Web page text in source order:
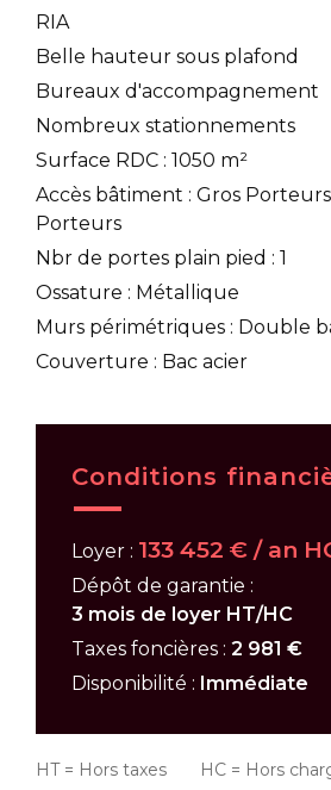
RIA
Belle hauteur sous plafond
Bureaux d'accompagnement
Nombreux stationnements
Surface RDC : 1050 m²
Accès bâtiment : Gros
Porteurs
Nbr de portes plain pied : 1
Ossature : Métallique
Murs périmétriques : Double
Couverture : Bac acier
Conditions
Loyer : 133 452 € / an
Dépôt de garantie :
3 mois de loyer HT/HC
Taxes foncières : 2 981 €
Disponibilité : Immédiate
HT = Hors taxes HC = Hors